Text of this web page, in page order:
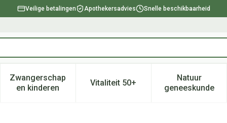
Veilige betalingen Apothekersadvies Snelle beschikbaarheid
verzorging en hygiëne categorie
voor Dieet, voeding en vitamines categorie
Zwangerschap
en kinderenToon submenu voor Zwangerschap en kinderen
Vitaliteit 50+Toon submenu voor Vitaliteit
Natuur
geneeskunde
Toon